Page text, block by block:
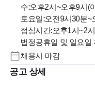
수:오후2시~오후9시(
토요일:오전9시30분~
점심시간:오후1시~2시
법정공휴일 및 일요일
채용시 마감
공고 상세